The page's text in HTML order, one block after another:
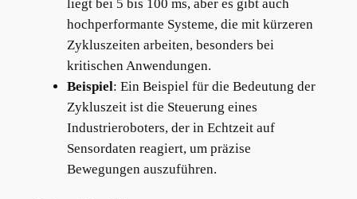
liegt bei 5 bis 100 ms, aber es gibt auch
hochperformante Systeme, die mit kürzeren
Zykluszeiten arbeiten, besonders bei
kritischen Anwendungen.
Beispiel: Ein Beispiel für die Bedeutung der
Zykluszeit ist die Steuerung eines
Industrieroboters, der in Echtzeit auf
Sensordaten reagiert, um präzise
Bewegungen auszuführen.